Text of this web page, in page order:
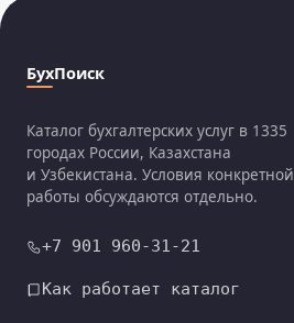
БухПоиск
Каталог бухгалтерских услуг в 1335
городах России, Казахстана
и Узбекистана. Условия конкретной
работы обсуждаются отдельно.
+7 901 960-31-21
Как работает каталог